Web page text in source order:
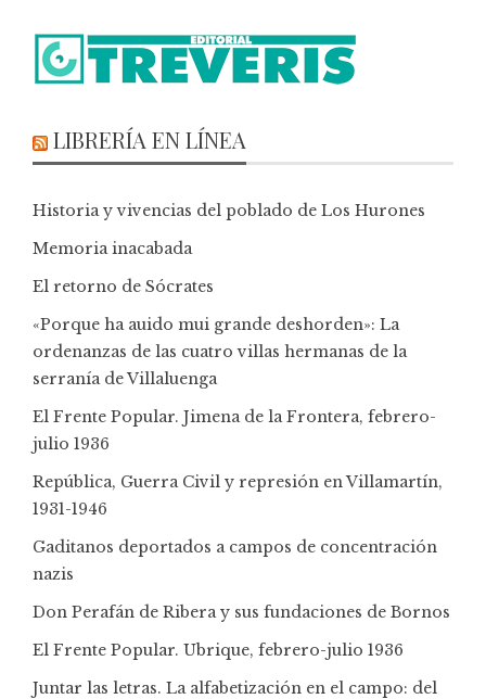
LIBRERÍA EN LÍNEA
Historia y vivencias del poblado de Los Hurones
Memoria inacabada
El retorno de Sócrates
«Porque ha auido mui grande deshorden»: La
ordenanzas de las cuatro villas hermanas de la
serranía de Villaluenga
El Frente Popular. Jimena de la Frontera, febrero-
julio 1936
República, Guerra Civil y represión en Villamartín,
1931-1946
Gaditanos deportados a campos de concentración
nazis
Don Perafán de Ribera y sus fundaciones de Bornos
El Frente Popular. Ubrique, febrero-julio 1936
Juntar las letras. La alfabetización en el campo: del